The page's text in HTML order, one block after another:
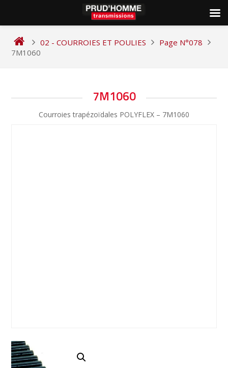
content
02 - COURROIES ET POULIES
Page N°078
7M1060
7M1060
Courroies trapézoïdales POLYFLEX – 7M1060